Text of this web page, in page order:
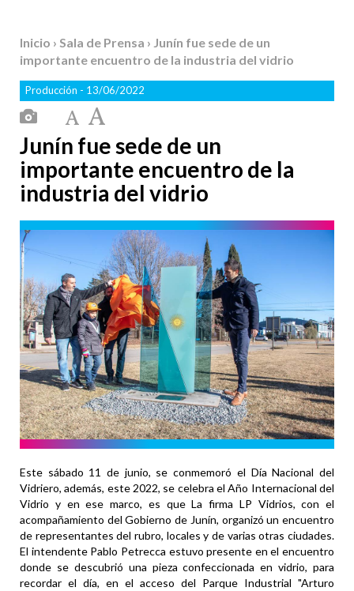
Inicio › Sala de Prensa › Junín fue sede de un
importante encuentro de la industria del vidrio
Producción - 13/06/2022
Junín fue sede de un
importante encuentro de la
industria del vidrio
Este sábado 11 de junio, se conmemoró el Día Nacional del
Vidriero, además, este 2022, se celebra el Año Internacional del
Vidrio y en ese marco, es que La firma LP Vidrios, con el
acompañamiento del Gobierno de Junín, organizó un encuentro
de representantes del rubro, locales y de varias otras ciudades.
El intendente Pablo Petrecca estuvo presente en el encuentro
donde se descubrió una pieza confeccionada en vidrio, para
recordar el día, en el acceso del Parque Industrial "Arturo